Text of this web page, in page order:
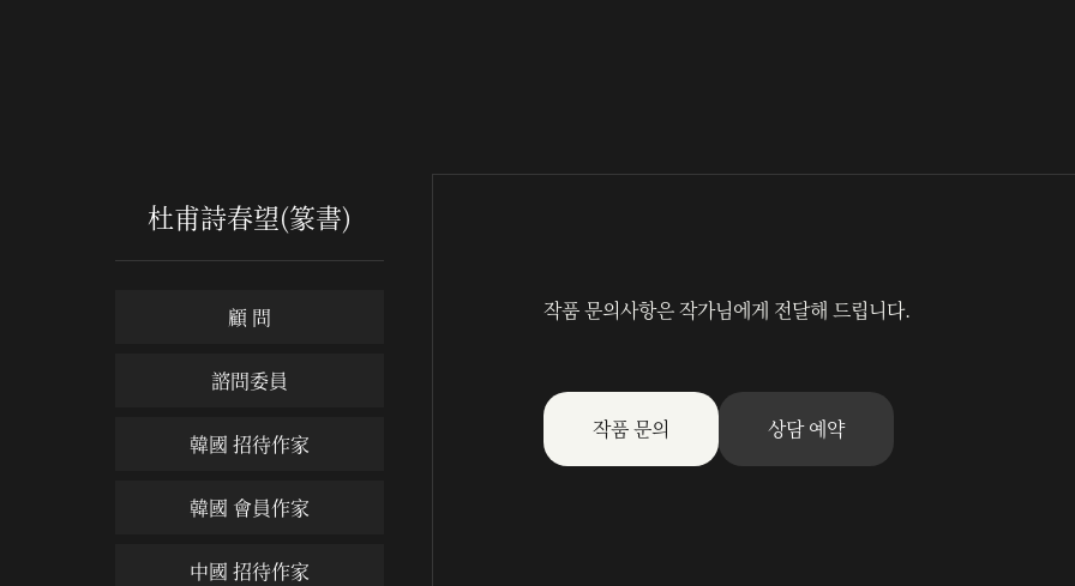
杜甫詩春望(篆書)
顧 問
諮問委員
韓國 招待作家
韓國 會員作家
中國 招待作家
작품 문의사항은 작가님에게 전달해 드립니다.
작품 문의 상담 예약